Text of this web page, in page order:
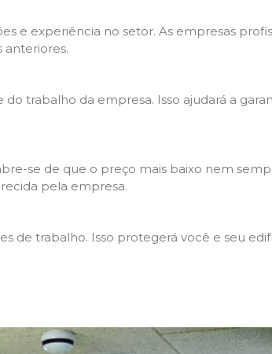
e experiência no setor. As empresas
anteriores.
trabalho da empresa. Isso ajudará a
se de que o preço mais baixo nem
pela empresa.
de trabalho. Isso protegerá você e seu